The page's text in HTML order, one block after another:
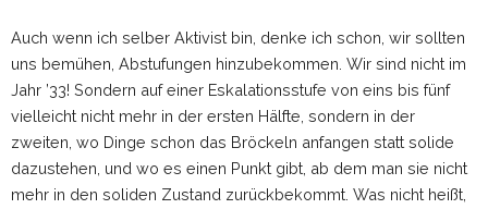
Auch wenn ich selber Aktivist bin, denke ich schon, wir sollten
uns bemühen, Abstufungen hinzubekommen. Wir sind nicht im
Jahr ’33! Sondern auf einer Eskalationsstufe von eins bis fünf
vielleicht nicht mehr in der ersten Hälfte, sondern in der
zweiten, wo Dinge schon das Bröckeln anfangen statt solide
dazustehen, und wo es einen Punkt gibt, ab dem man sie nicht
mehr in den soliden Zustand zurückbekommt. Was nicht heißt,